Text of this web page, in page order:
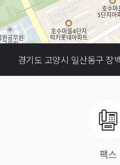
경기도 고양시 일산동구 장
팩스